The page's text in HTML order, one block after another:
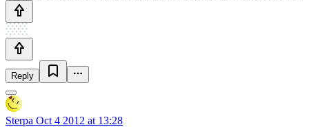
Reply
Sterpa Oct 4 2012 at 13:28